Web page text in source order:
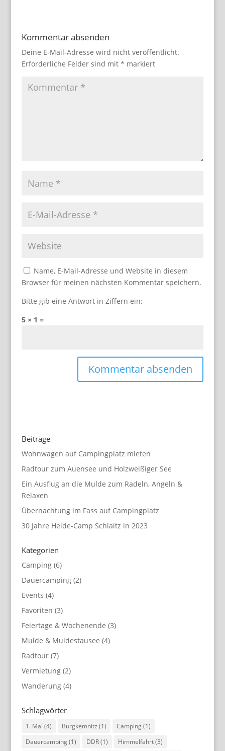
Kommentar absenden
Deine E-Mail-Adresse wird nicht veröffentlicht.
Erforderliche Felder sind mit * markiert
Name, E-Mail-Adresse und Website in diesem
Browser für meinen nächsten Kommentar speichern.
Bitte gib eine Antwort in Ziffern ein:
5 × 1 =
Beiträge
Wohnwagen auf Campingplatz mieten
Radtour zum Auensee und Holzweißiger See
Ein Ausflug an die Mulde zum Radeln, Angeln &
Relaxen
Übernachtung im Fass auf Campingplatz
30 Jahre Heide-Camp Schlaitz in 2023
Kategorien
Camping(6)
Dauercamping(2)
Events (4)
Favoriten (3)
Feiertage & Wochenende (3)
Mulde & Muldestausee (4)
Radtour(7)
Vermietung(2)
Wanderung(4)
Schlagwörter
1. Mai (4) Burgkemnitz (1) Camping(1)
Dauercamping(1) DDR(1) Himmelfahrt(3)